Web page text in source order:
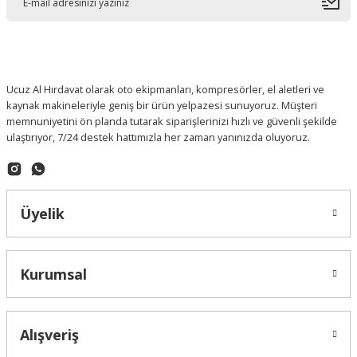
Ucuz Al Hırdavat olarak oto ekipmanları, kompresörler, el aletleri ve
kaynak makineleriyle geniş bir ürün yelpazesi sunuyoruz. Müşteri
memnuniyetini ön planda tutarak siparişlerinizi hızlı ve güvenli şekilde
ulaştırıyor, 7/24 destek hattımızla her zaman yanınızda oluyoruz.
Üyelik
Kurumsal
Alışveriş